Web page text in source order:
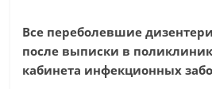
Все переболевшие
после выписки в
кабинета инфекционных